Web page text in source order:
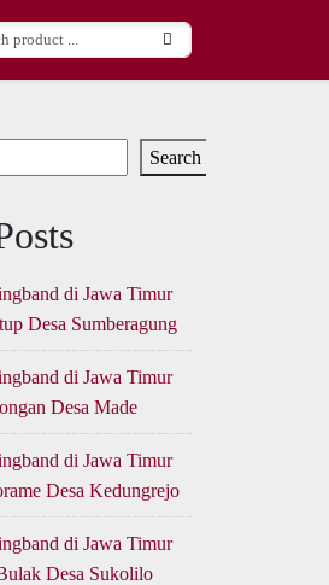
Search
di Jawa Timur
Desa Sumberagung
di Jawa Timur
Desa Made
di Jawa Timur
Desa Kedungrejo
di Jawa Timur
Desa Sukolilo